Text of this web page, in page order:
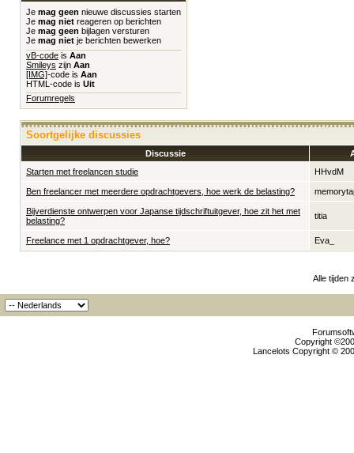
Je mag geen nieuwe discussies starten
Je mag niet reageren op berichten
Je mag geen bijlagen versturen
Je mag niet je berichten bewerken
vB-code is Aan
Smileys zijn Aan
[IMG]-code is Aan
HTML-code is Uit
Forumregels
Soortgelijke discussies
Discussie
Starten met freelancen studie
HHvdM
Ben freelancer met meerdere opdrachtgevers, hoe werk de belasting?
Bijverdienste ontwerpen voor Japanse tijdschriftuitgever, hoe zit het met
belasting?
titia
Freelance met 1 opdrachtgever, hoe? Eva_
Alle tijden
Copyright
Lancelots Copyright ©